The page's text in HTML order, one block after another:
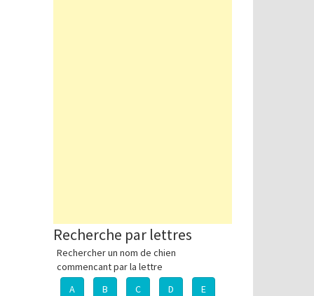
Recherche par lettres
Rechercher un nom de chien
commencant par la lettre
A
B C D E